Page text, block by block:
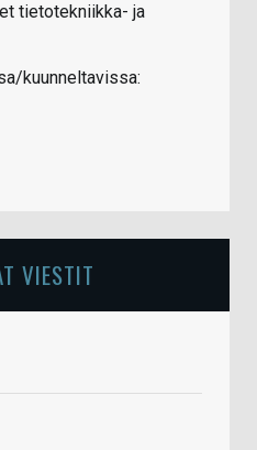
tietotekniikka- ja
kuunneltavissa:
VIESTIT